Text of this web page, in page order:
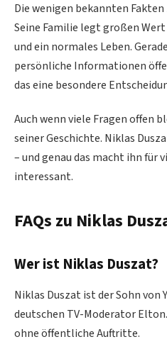
Die wenigen bekannten
Seine Familie legt großen
und ein normales Leben.
persönliche Informationen
das eine besondere
Auch wenn viele Fragen offen
seiner Geschichte. Niklas
– und genau das macht ihn für
interessant.
FAQs zu Niklas
Wer ist Niklas Duszat?
Niklas Duszat ist der Sohn von
deutschen TV-Moderator
ohne öffentliche Auftritte.